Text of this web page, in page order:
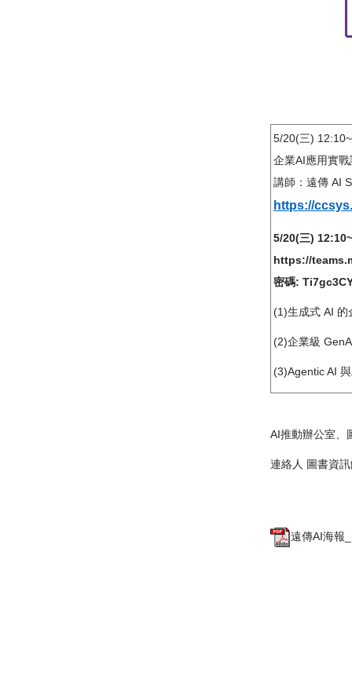
5/20(三)
企業AI應用實
講師：遠傳 AI
https://
5/20(三)
https://
密碼:
(1)生成式 AI 的
(2)企業級
(3)Agentic AI
AI推動辦公室、
連絡人 圖書資
遠傳AI海報